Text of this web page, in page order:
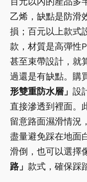
乙烯，缺點是防滑
損；百元以上款式
款，材質是高彈性
甚至束帶設計，就
過還是有缺點。購
形雙重防水層」 設
直接滲透到裡面。
留意路面濕滑情況
盡量避免踩在地面
滑倒，也可以選擇
路」 款式，確保踩